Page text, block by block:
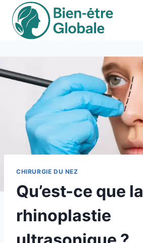
Aller
contenu
CHIRURGIE DU NEZ
Qu’est-ce que la
rhinoplastie